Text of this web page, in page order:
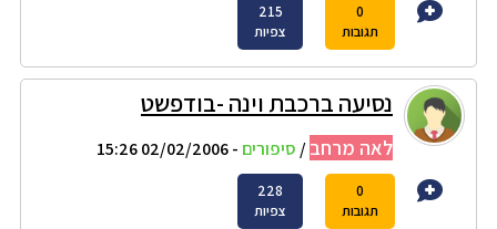
0
תגובות
215
צפיות
נסיעה ברכבת וינה -בודפשט
לאה מרחב/ סיפורים - 02/02/2006 15:26
0
תגובות
228
צפיות